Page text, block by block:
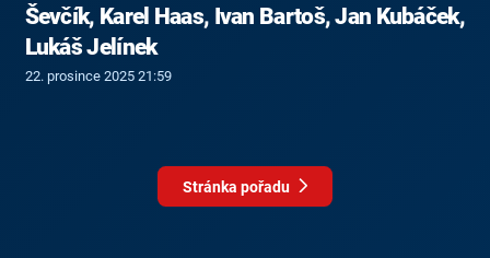
Ševčík, Karel Haas, Ivan Bartoš, Jan Kubáček,
Lukáš Jelínek
22. prosince 2025 21:59
Stránka pořadu